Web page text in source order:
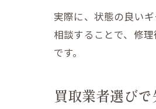
実際に、状態の良い
相談することで、修
です。
買取業者選び